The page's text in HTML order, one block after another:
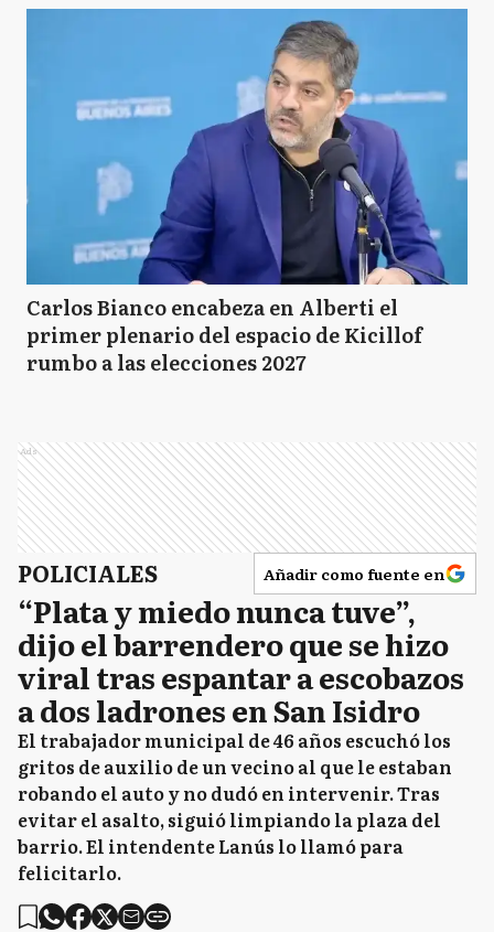
Carlos Bianco encabeza en Alberti el
primer plenario del espacio de Kicillof
rumbo a las elecciones 2027
Ads
POLICIALES Añadir como fuente en
“Plata y miedo nunca tuve”,
dijo el barrendero que se hizo
viral tras espantar a escobazos
a dos ladrones en San Isidro
El trabajador municipal de 46 años escuchó los
gritos de auxilio de un vecino al que le estaban
robando el auto y no dudó en intervenir. Tras
evitar el asalto, siguió limpiando la plaza del
barrio. El intendente Lanús lo llamó para
felicitarlo.